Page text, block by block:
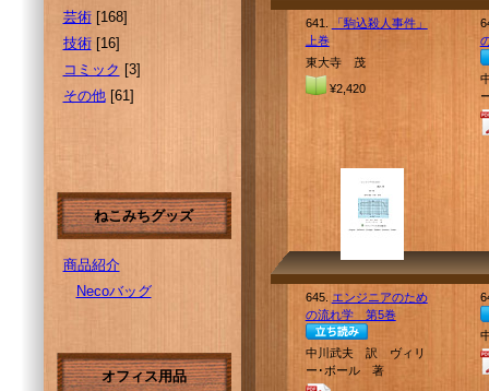
芸術[168]
技術[16]
コミック [3]
その他[61]
ねこみちグッズ
商品紹介
Necoバッグ
オフィス用品
641.
「駒込殺人事件」
上巻
東大寺 茂
¥2,420
645. エンジニアのため
の流れ学 第5巻
中川武夫 訳 ヴィリ
ー･ボール 著